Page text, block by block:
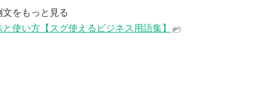
をもっと見る
使い方【スグ使えるビジネス用語集】